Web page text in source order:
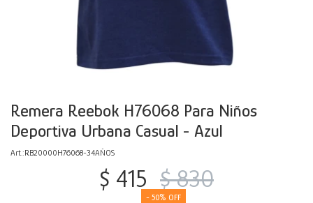
Remera Reebok H76068 Para Niños
Deportiva Urbana Casual - Azul
RB20000H76068-34AÑOS
$ 415 $ 830
50
Calefactores
Acolchados y Frazadas